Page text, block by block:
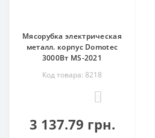
Мясорубка электрическая
металл. корпус Domotec
3000Вт MS-2021
Код товара: 8218
3 137.79 грн.